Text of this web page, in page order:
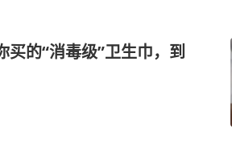
的“消毒级”卫生巾，到